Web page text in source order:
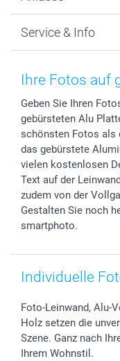
Fotoabzüge, Fotos
Zubehör & Material
Foto-Kalender &
Sticker & Etiketten
Geschenk-Gutscheine
Datenschutz
AGB
Presse
Partnerprogramme
Investor Relations
B2B smartbusiness
Widerrufsrecht
Neujahr
Muttertag
Kommunion &
Hochzeit
Geburtstag
Geburt
Zu allen Anlässen
Service & Info
Preise und
48h Lieferung
Anmelden /
Sitemap
Status der Bestellung
smartfriends
smartgarantie
Ihre Fotos auf
Geben Sie Ihren
gebürsteten Alu
schönsten Fotos als
das gebürstete
vielen kostenlosen
Text auf der
zudem von der
Gestalten Sie noch
smartphoto.
Individuelle
Foto-Leinwand, Alu-
Holz setzen die
Szene. Ganz nach
Ihrem Wohnstil.